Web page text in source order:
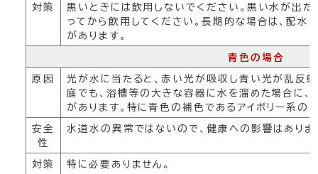
対策
黒いときには飲用しないでください。黒い水が出た
ってから飲用してください。長期的な場合は、配
があります。
青色の場合
原因
光が水に当たると、赤い光が吸収し青い光が乱反射
庭でも、浴槽等の大きな容器に水を溜めた場合に、
があります。特に青色の補色であるアイボリー系の
安全
性
水道水の異常ではないので、健康への影響はありま
対策 特に必要ありません。